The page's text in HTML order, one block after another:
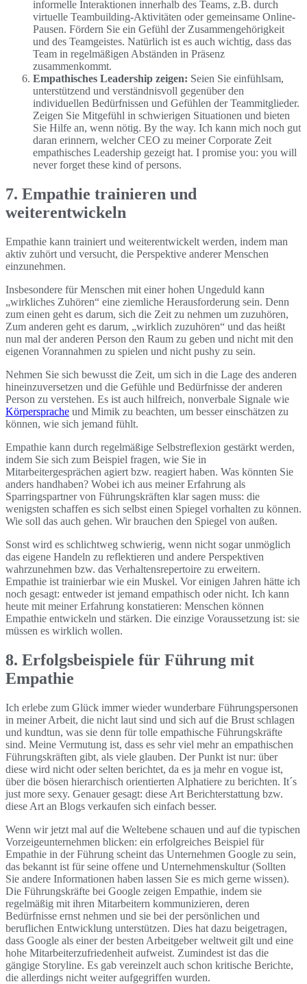
informelle Interaktionen innerhalb des Teams, z.B. durch
virtuelle Teambuilding-Aktivitäten oder gemeinsame Online-
Pausen. Fördern Sie ein Gefühl der Zusammengehörigkeit
und des Teamgeistes. Natürlich ist es auch wichtig, dass das
Team in regelmäßigen Abständen in Präsenz
zusammenkommt.
Empathisches Leadership zeigen: Seien Sie einfühlsam,
unterstützend und verständnisvoll gegenüber den
individuellen Bedürfnissen und Gefühlen der Teammitglieder.
Zeigen Sie Mitgefühl in schwierigen Situationen und bieten
Sie Hilfe an, wenn nötig. By the way. Ich kann mich noch gut
daran erinnern, welcher CEO zu meiner Corporate Zeit
empathisches Leadership gezeigt hat. I promise you: you will
never forget these kind of persons.
7. Empathie trainieren und
weiterentwickeln
Empathie kann trainiert und weiterentwickelt werden, indem man
aktiv zuhört und versucht, die Perspektive anderer Menschen
einzunehmen.
Insbesondere für Menschen mit einer hohen Ungeduld kann
„wirkliches Zuhören“ eine ziemliche Herausforderung sein. Denn
zum einen geht es darum, sich die Zeit zu nehmen um zuzuhören,
Zum anderen geht es darum, „wirklich zuzuhören“ und das heißt
nun mal der anderen Person den Raum zu geben und nicht mit den
eigenen Vorannahmen zu spielen und nicht pushy zu sein.
Nehmen Sie sich bewusst die Zeit, um sich in die Lage des anderen
hineinzuversetzen und die Gefühle und Bedürfnisse der anderen
Person zu verstehen. Es ist auch hilfreich, nonverbale Signale wie
Körpersprache und Mimik zu beachten, um besser einschätzen zu
können, wie sich jemand fühlt.
Empathie kann durch regelmäßige Selbstreflexion gestärkt werden,
indem Sie sich zum Beispiel fragen, wie Sie in
Mitarbeitergesprächen agiert bzw. reagiert haben. Was könnten Sie
anders handhaben? Wobei ich aus meiner Erfahrung als
Sparringspartner von Führungskräften klar sagen muss: die
wenigsten schaffen es sich selbst einen Spiegel vorhalten zu können.
Wie soll das auch gehen. Wir brauchen den Spiegel von außen.
Sonst wird es schlichtweg schwierig, wenn nicht sogar unmöglich
das eigene Handeln zu reflektieren und andere Perspektiven
wahrzunehmen bzw. das Verhaltensrepertoire zu erweitern.
Empathie ist trainierbar wie ein Muskel. Vor einigen Jahren hätte ich
noch gesagt: entweder ist jemand empathisch oder nicht. Ich kann
heute mit meiner Erfahrung konstatieren: Menschen können
Empathie entwickeln und stärken. Die einzige Voraussetzung ist: sie
müssen es wirklich wollen.
8. Erfolgsbeispiele für Führung mit
Empathie
Ich erlebe zum Glück immer wieder wunderbare Führungspersonen
in meiner Arbeit, die nicht laut sind und sich auf die Brust schlagen
und kundtun, was sie denn für tolle empathische Führungskräfte
sind. Meine Vermutung ist, dass es sehr viel mehr an empathischen
Führungskräften gibt, als viele glauben. Der Punkt ist nur: über
diese wird nicht oder selten berichtet, da es ja mehr en vogue ist,
über die bösen hierarchisch orientierten Alphatiere zu berichten. It´s
just more sexy. Genauer gesagt: diese Art Berichterstattung bzw.
diese Art an Blogs verkaufen sich einfach besser.
Wenn wir jetzt mal auf die Weltebene schauen und auf die typischen
Vorzeigeunternehmen blicken: ein erfolgreiches Beispiel für
Empathie in der Führung scheint das Unternehmen Google zu sein,
das bekannt ist für seine offene und Unternehmenskultur (Sollten
Sie andere Informationen haben lassen Sie es mich gerne wissen).
Die Führungskräfte bei Google zeigen Empathie, indem sie
regelmäßig mit ihren Mitarbeitern kommunizieren, deren
Bedürfnisse ernst nehmen und sie bei der persönlichen und
beruflichen Entwicklung unterstützen. Dies hat dazu beigetragen,
dass Google als einer der besten Arbeitgeber weltweit gilt und eine
hohe Mitarbeiterzufriedenheit aufweist. Zumindest ist das die
gängige Storyline. Es gab vereinzelt auch schon kritische Berichte,
die allerdings nicht weiter aufgegriffen wurden.